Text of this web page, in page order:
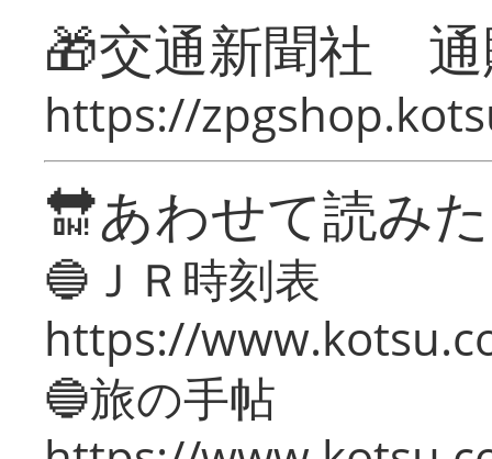
🎁交通新聞社
https://
🔛あわせて読み
🔵ＪＲ時刻表
https://
🔵旅の手帖